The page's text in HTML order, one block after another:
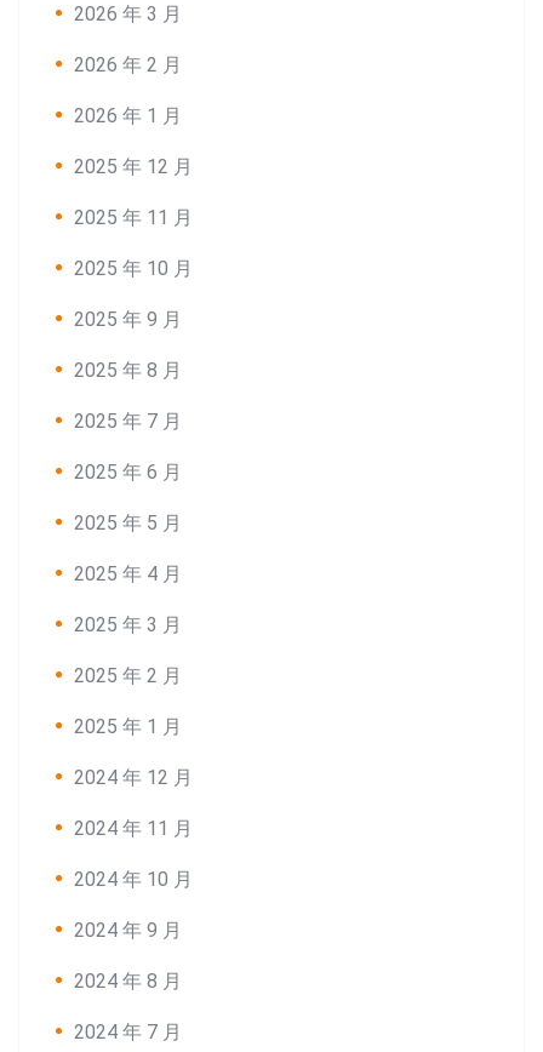
2026 年 3 月
2026 年 2 月
2026 年 1 月
2025 年 12 月
2025 年 11 月
2025 年 10 月
2025 年 9 月
2025 年 8 月
2025 年 7 月
2025 年 6 月
2025 年 5 月
2025 年 4 月
2025 年 3 月
2025 年 2 月
2025 年 1 月
2024 年 12 月
2024 年 11 月
2024 年 10 月
2024 年 9 月
2024 年 8 月
2024 年 7 月